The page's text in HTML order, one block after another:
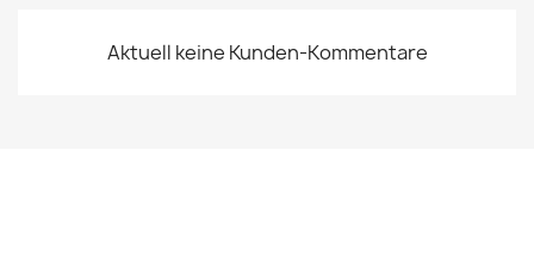
Aktuell keine Kunden-Kommentare